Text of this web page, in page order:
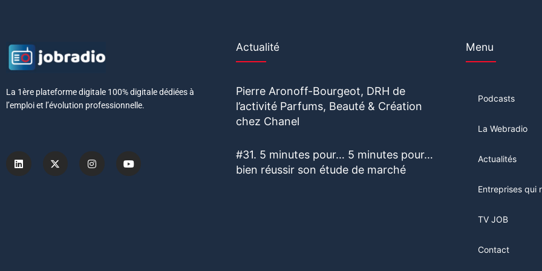
La 1ère plateforme digitale 100% digitale dédiées à
l’emploi et l’évolution professionnelle.
Actualité
Pierre Aronoff-Bourgeot, DRH de
l’activité Parfums, Beauté & Création
chez Chanel
#31. 5 minutes pour… 5 minutes pour…
bien réussir son étude de marché
Menu
Podcasts
La Webradio
Actualités
Entreprises qui
TV JOB
Contact